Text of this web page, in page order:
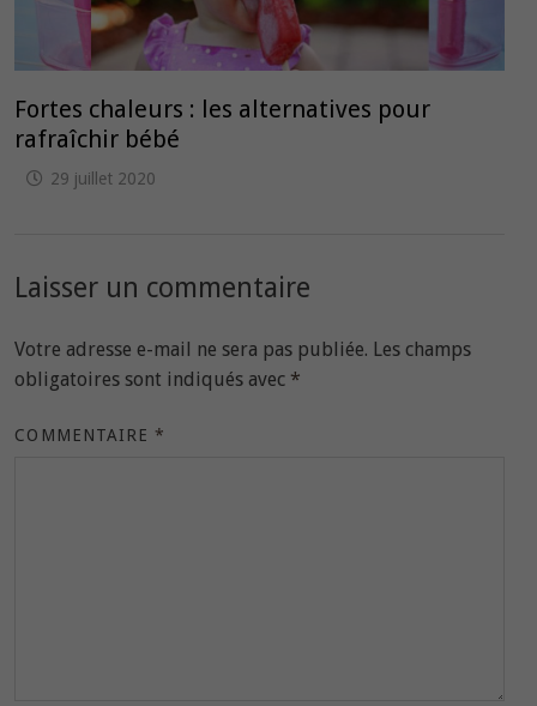
Fortes chaleurs : les alternatives pour
rafraîchir bébé
29 juillet 2020
Laisser un commentaire
Votre adresse e-mail ne sera pas publiée. Les champs
obligatoires sont indiqués avec *
COMMENTAIRE*